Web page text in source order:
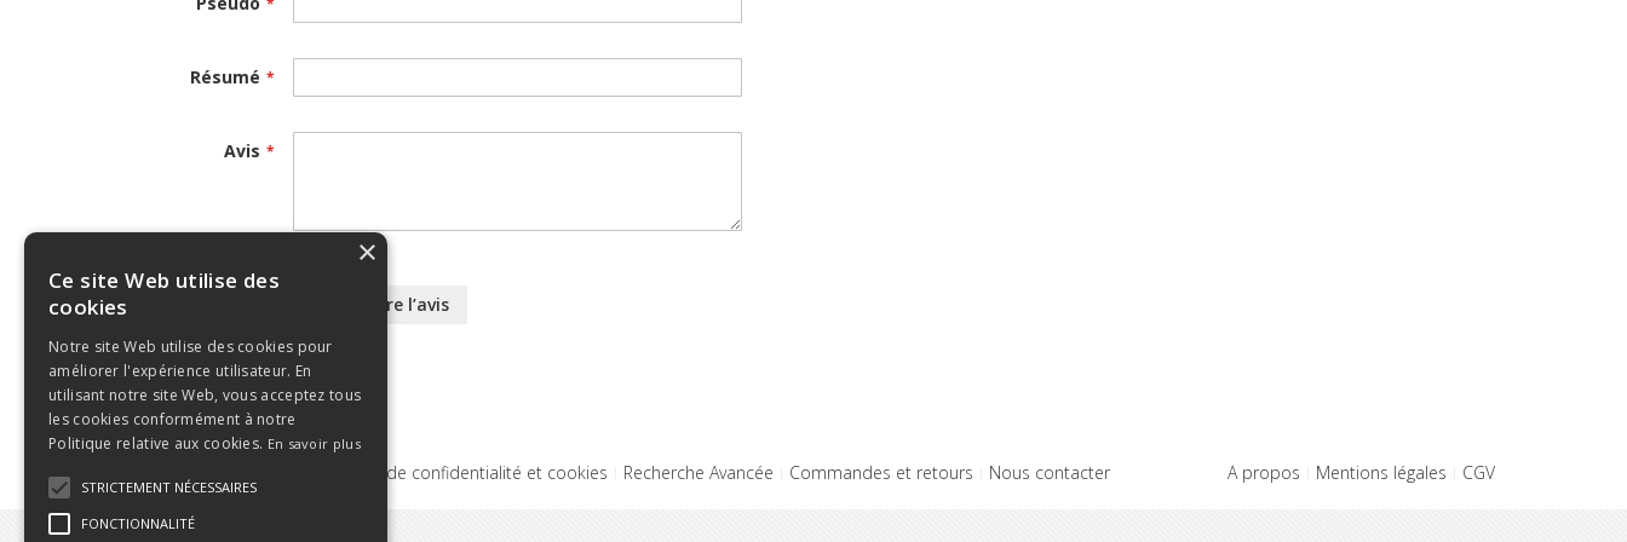
Résumé
Avis
Soumettre l’avis
Politique de confidentialité et cookies Recherche Avancée Commandes et retours Nous contacter A propos Mentions légales CGV
×
Ce site Web utilise des
cookies
Notre site Web utilise des cookies pour
améliorer l'expérience utilisateur. En
utilisant notre site Web, vous acceptez tous
les cookies conformément à notre
Politique relative aux cookies. En savoir plus
STRICTEMENT NÉCESSAIRES
FONCTIONNALITÉ